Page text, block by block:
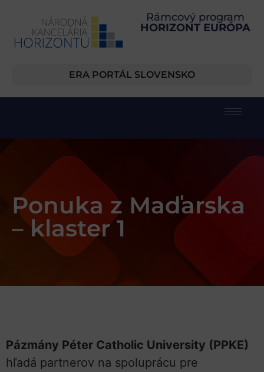
Rámcový program
HORIZONT EURÓPA
ERA PORTÁL SLOVENSKO
Ponuka z Maďarska
– klaster 1
Pázmány Péter Catholic University (PPKE)
hľadá partnerov na spoluprácu pre